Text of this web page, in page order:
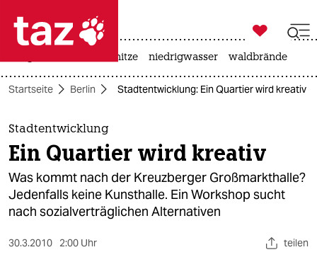
 taz zahl ich
taz zahl ich
themen
politik
öko

taz zahl ich
hitze niedrigwasser waldbrände
Startseite Berlin Stadtentwicklung: Ein Quartier wird kreativ
Stadtentwicklung
Ein Quartier wird kreativ
Was kommt nach der Kreuzberger Großmarkthalle?
Jedenfalls keine Kunsthalle. Ein Workshop sucht
nach sozialverträglichen Alternativen
30.3.2010 2:00 Uhr teilen